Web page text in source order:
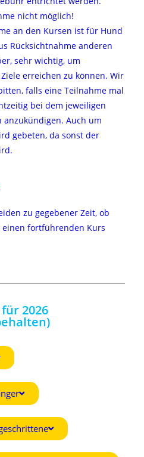
nicht möglich!
an den Kursen ist für Hund
Rücksichtnahme anderen
sehr wichtig, um
erreichen zu können. Wir
falls eine Teilnahme mal
bei dem jeweiligen
Auch um
gebeten, da sonst der
zu gegebener Zeit, ob
einen fortführenden Kurs
2026